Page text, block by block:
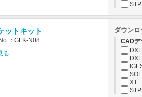
STP
ットキット
：GFK-N08
る
ダウンロ
CADデ
DXF
XT
STP